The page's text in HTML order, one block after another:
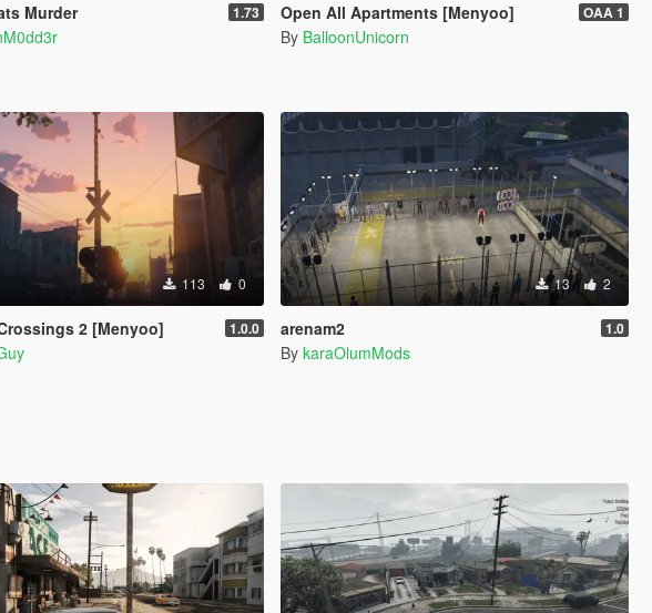
Murder 1.73 Open All Apartments [Menyoo] OAA 1
By BalloonUnicorn
113 0
2 [Menyoo] 1.0.0
13 2
arenam2 1.0
By karaOlumMods